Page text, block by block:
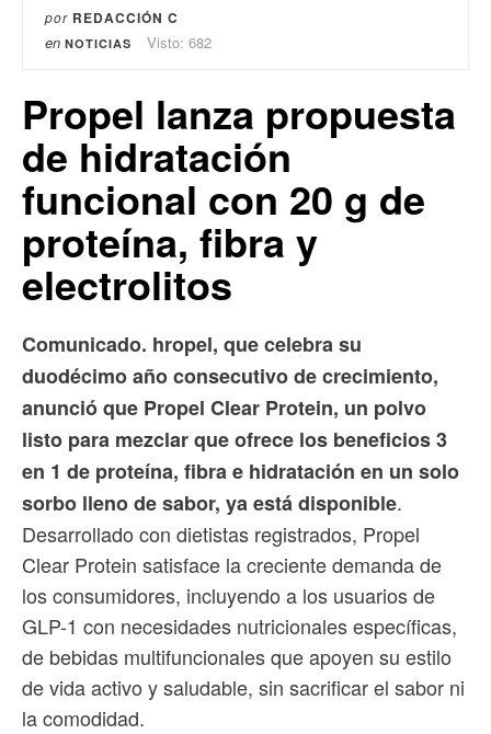
por REDACCIÓN C
en NOTICIAS Visto: 682
Propel lanza propuesta
de hidratación
funcional con 20 g de
proteína, fibra y
electrolitos
Comunicado. hropel, que celebra su
duodécimo año consecutivo de crecimiento,
anunció que Propel Clear Protein, un polvo
listo para mezclar que ofrece los beneficios 3
en 1 de proteína, fibra e hidratación en un solo
sorbo lleno de sabor, ya está disponible.
Desarrollado con dietistas registrados, Propel
Clear Protein satisface la creciente demanda de
los consumidores, incluyendo a los usuarios de
GLP-1 con necesidades nutricionales específicas,
de bebidas multifuncionales que apoyen su estilo
de vida activo y saludable, sin sacrificar el sabor ni
la comodidad.